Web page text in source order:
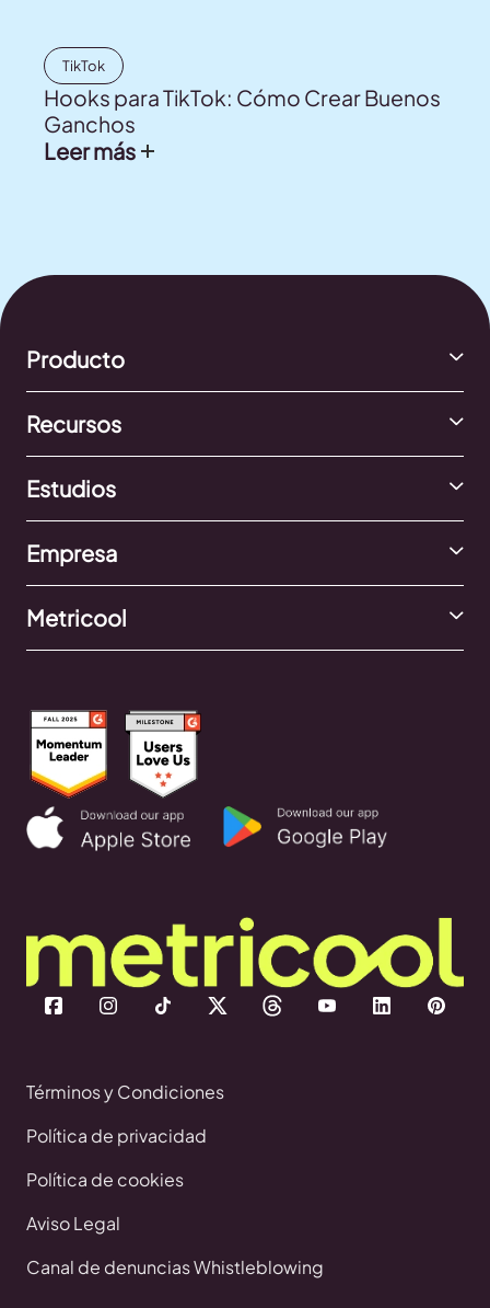
TikTok
Hooks para TikTok: Cómo Crear Buenos
Ganchos
Leer más
Producto
Recursos
Estudios
Empresa
Metricool
Términos y Condiciones
Política de privacidad
Política de cookies
Aviso Legal
Canal de denuncias Whistleblowing